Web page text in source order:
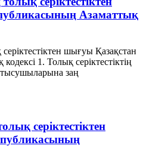
Азаматтық
шығуы Қазақстан
1. Толық серiктестiктiң
заң
серiктестiктен